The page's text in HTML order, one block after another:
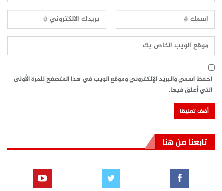
احفظ اسمي والبريد الإلكتروني وموقع الويب في هذا المتصفح للمرة الأولى
التي أعلق فيها.
تابعنا من هنا